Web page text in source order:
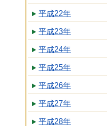
平成22年
平成23年
平成24年
平成25年
平成26年
平成27年
平成28年